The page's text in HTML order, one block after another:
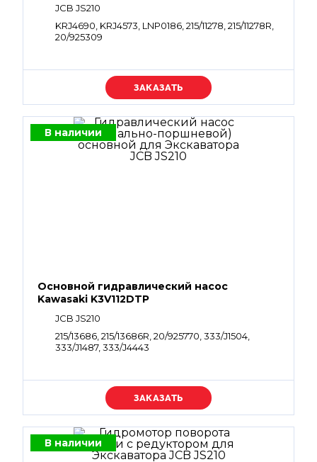
JCB JS210
KRJ4690, KRJ4573, LNP0186, 215/11278, 215/11278R,
20/925309
Уточняйте цену
В наличии
Основной гидравлический насос
Kawasaki K3V112DTP
JCB JS210
215/13686, 215/13686R, 20/925770, 333/J1504,
333/J1487, 333/J4443
Уточняйте цену
В наличии